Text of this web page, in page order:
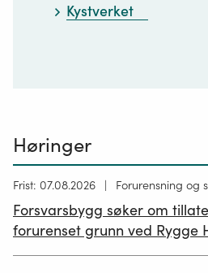
Kystverket
Høringer
Høring
publisert
26.06.2026
Frist: 07.08.2026 Forurensning og
Forsvarsbygg søker om
forurenset grunn ved Rygge